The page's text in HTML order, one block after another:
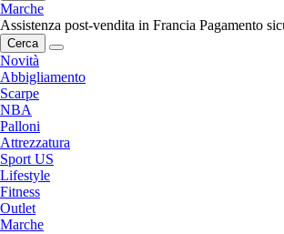
Marche
Assistenza post-vendita in Francia Pagamento
Cerca
Novità
Abbigliamento
Scarpe
NBA
Palloni
Attrezzatura
Sport US
Lifestyle
Fitness
Outlet
Marche